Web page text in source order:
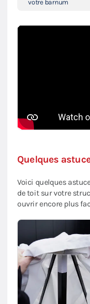
votre barnum
Quelques
Voici quelques
de toit sur votre
ouvrir encore plus